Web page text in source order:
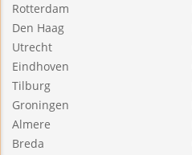
Rotterdam
Den Haag
Utrecht
Eindhoven
Tilburg
Groningen
Almere
Breda